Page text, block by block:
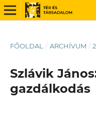
FŐOLDAL / ARCHÍVUM /
Szlávik
gazdálkodás